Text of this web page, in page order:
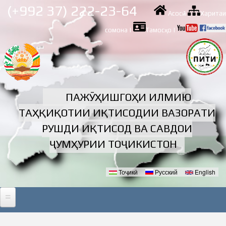
Skip to
main
content
(+992 37) 222-23-64 Асосӣ| Харитаи
сомона | Тамосҳо |
ПАЖӮҲИШГОҲИ ИЛМИЮ
ТАҲҚИҚОТИИ ИҚТИСОДИИ ВАЗОРАТИ
РУШДИ ИҚТИСОД ВА САВДОИ
ҶУМҲУРИИ ТОҶИКИСТОН
Тоҷикӣ Русский English
АСОСӢ